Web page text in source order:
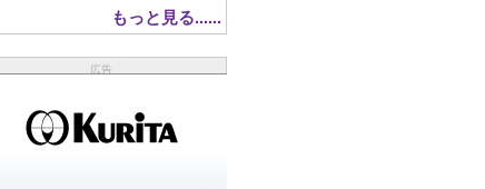
もっと見る......
広告